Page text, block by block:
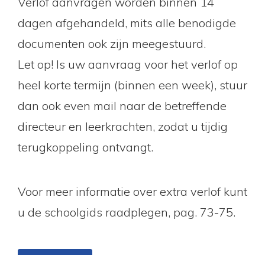
dagen afgehandeld, mits alle benodigde
documenten ook zijn meegestuurd.
Let op! Is uw aanvraag voor het verlof op
heel korte termijn (binnen een week), stuur
dan ook even mail naar de betreffende
directeur en leerkrachten, zodat u tijdig
terugkoppeling ontvangt.
Voor meer informatie over extra verlof kunt
u de schoolgids raadplegen, pag. 73-75.